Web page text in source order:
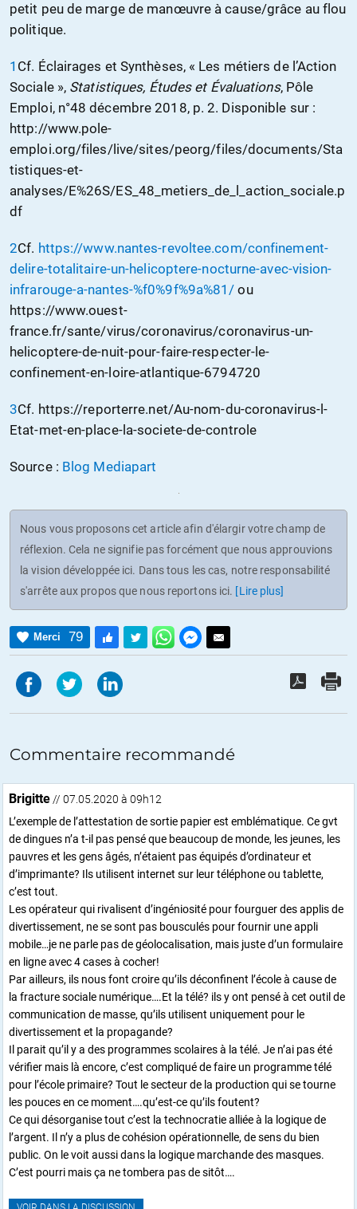
petit peu de marge de manœuvre à cause/grâce au flou
politique.
1 Cf. Éclairages et Synthèses, « Les métiers de l’Action
Sociale », Statistiques, Étudeset Évaluations, Pôle
Emploi, n°48 décembre 2018, p. 2. Disponible sur :
http://www.pole-
emploi.org/files/live/sites/peorg/files/documents/Sta
tistiques-et-
analyses/E%26S/ES_48_metiers_de_l_action_sociale.p
df
2Cf. https://www.nantes-revoltee.com/confinement-
delire-totalitaire-un-helicoptere-nocturne-avec-vision-
infrarouge-a-nantes-%f0%9f%9a%81/ ou
https://www.ouest-
france.fr/sante/virus/coronavirus/coronavirus-un-
helicoptere-de-nuit-pour-faire-respecter-le-
confinement-en-loire-atlantique-6794720
3Cf. https://reporterre.net/Au-nom-du-coronavirus-l-
Etat-met-en-place-la-societe-de-controle
Source : Blog Mediapart
Nous vous proposons cet article afin d'élargir votre champ de
réflexion. Cela ne signifie pas forcément que nous approuvions
la vision développée ici. Dans tous les cas, notre responsabilité
s'arrête aux propos que nous reportons ici. [Lire plus]
Merci 79
Commentaire recommandé
Brigitte // 07.05.2020 à 09h12
L’exemple de l’attestation de sortie papier est emblématique. Ce gvt
de dingues n’a t-il pas pensé que beaucoup de monde, les jeunes, les
pauvres et les gens âgés, n’étaient pas équipés d’ordinateur et
d’imprimante? Ils utilisent internet sur leur téléphone ou tablette,
c’est tout.
Les opérateur qui rivalisent d’ingéniosité pour fourguer des applis de
divertissement, ne se sont pas bousculés pour fournir une appli
mobile…je ne parle pas de géolocalisation, mais juste d’un formulaire
en ligne avec 4 cases à cocher!
Par ailleurs, ils nous font croire qu’ils déconfinent l’école à cause de
la fracture sociale numérique….Et la télé? ils y ont pensé à cet outil de
communication de masse, qu’ils utilisent uniquement pour le
divertissement et la propagande?
Il parait qu’il y a des programmes scolaires à la télé. Je n’ai pas été
vérifier mais là encore, c’est compliqué de faire un programme télé
pour l’école primaire? Tout le secteur de la production qui se tourne
les pouces en ce moment….qu’est-ce qu’ils foutent?
Ce qui désorganise tout c’est la technocratie alliée à la logique de
l’argent. Il n’y a plus de cohésion opérationnelle, de sens du bien
public. On le voit aussi dans la logique marchande des masques.
C’est pourri mais ça ne tombera pas de sitôt….